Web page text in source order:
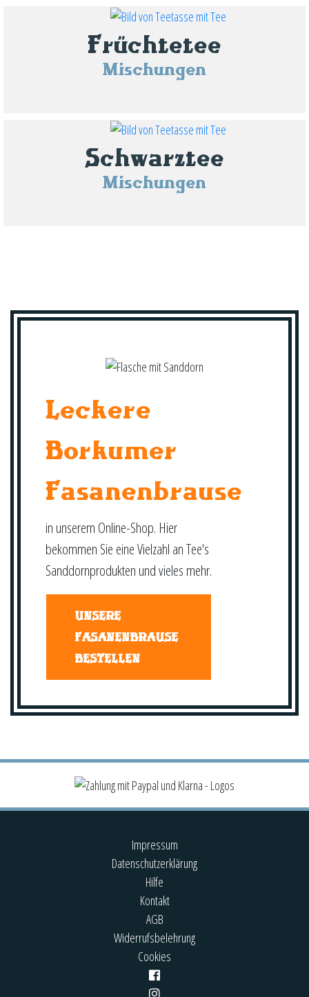
Früchtetee
Mischungen
Schwarztee
Mischungen
Leckere
Borkumer
Fasanenbrause
in unserem Online-Shop. Hier
bekommen Sie eine Vielzahl an Tee's
Sanddornprodukten und vieles mehr.
UNSERE
FASANENBRAUSE
BESTELLEN
Impressum
Datenschutzerklärung
Hilfe
Kontakt
AGB
Widerrufsbelehrung
Cookies